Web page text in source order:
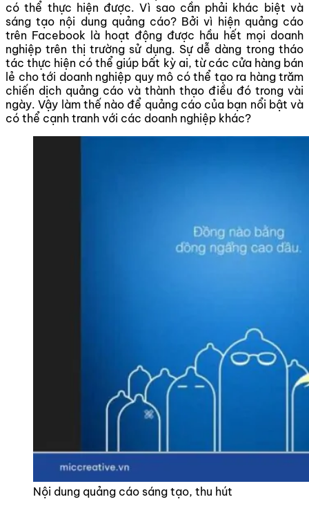
có thể thực hiện được. Vì sao cần phải khác biệt và
sáng tạo nội dung quảng cáo? Bởi vì hiện quảng cáo
trên Facebook là hoạt động được hầu hết mọi doanh
nghiệp trên thị trường sử dụng. Sự dễ dàng trong tháo
tác thực hiện có thể giúp bất kỳ ai, từ các cửa hàng bán
lẻ cho tới doanh nghiệp quy mô có thể tạo ra hàng trăm
chiến dịch quảng cáo và thành thạo điều đó trong vài
ngày. Vậy làm thế nào để quảng cáo của bạn nổi bật và
có thể cạnh tranh với các doanh nghiệp khác?
Nội dung quảng cáo sáng tạo, thu hút